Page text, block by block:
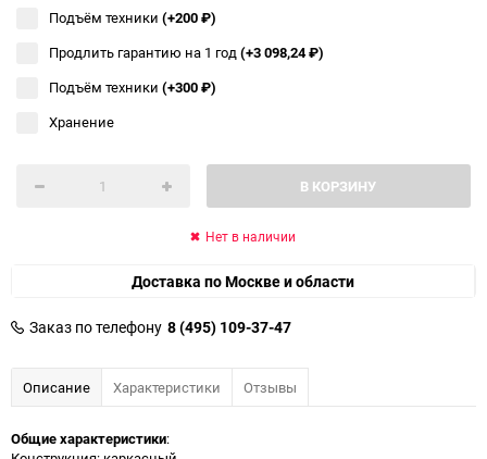
Подъём техники (+200₽)
Продлить гарантию на 1 год(+3 098,24₽)
Подъём техники (+300₽)
Хранение
В КОРЗИНУ
Нет в наличии
Доставка по Москве и области
Заказ по телефону 8 (495) 109-37-47
Описание Характеристики Отзывы
Общие характеристики: